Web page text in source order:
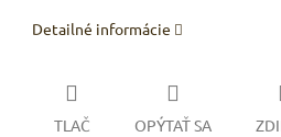
Detailné informácie
TLAČ OPÝTAŤ SA